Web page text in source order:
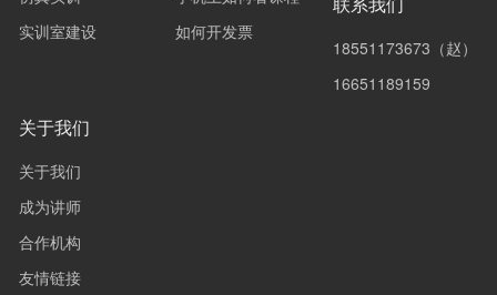
实训室建设
如何开发票
18551173673（赵）
16651189159
关于我们
关于我们
成为讲师
合作机构
友情链接